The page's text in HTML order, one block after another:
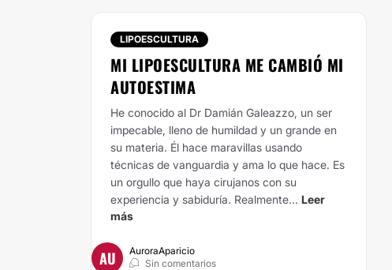
LIPOESCULTURA
MI LIPOESCULTURA ME CAMBIÓ MI
AUTOESTIMA
He conocido al Dr Damián Galeazzo, un ser
impecable, lleno de humildad y un grande en
su materia. Él hace maravillas usando
técnicas de vanguardia y ama lo que hace. Es
un orgullo que haya cirujanos con su
experiencia y sabiduría. Realmente... Leer
más
AU
AuroraAparicio
Sin comentarios